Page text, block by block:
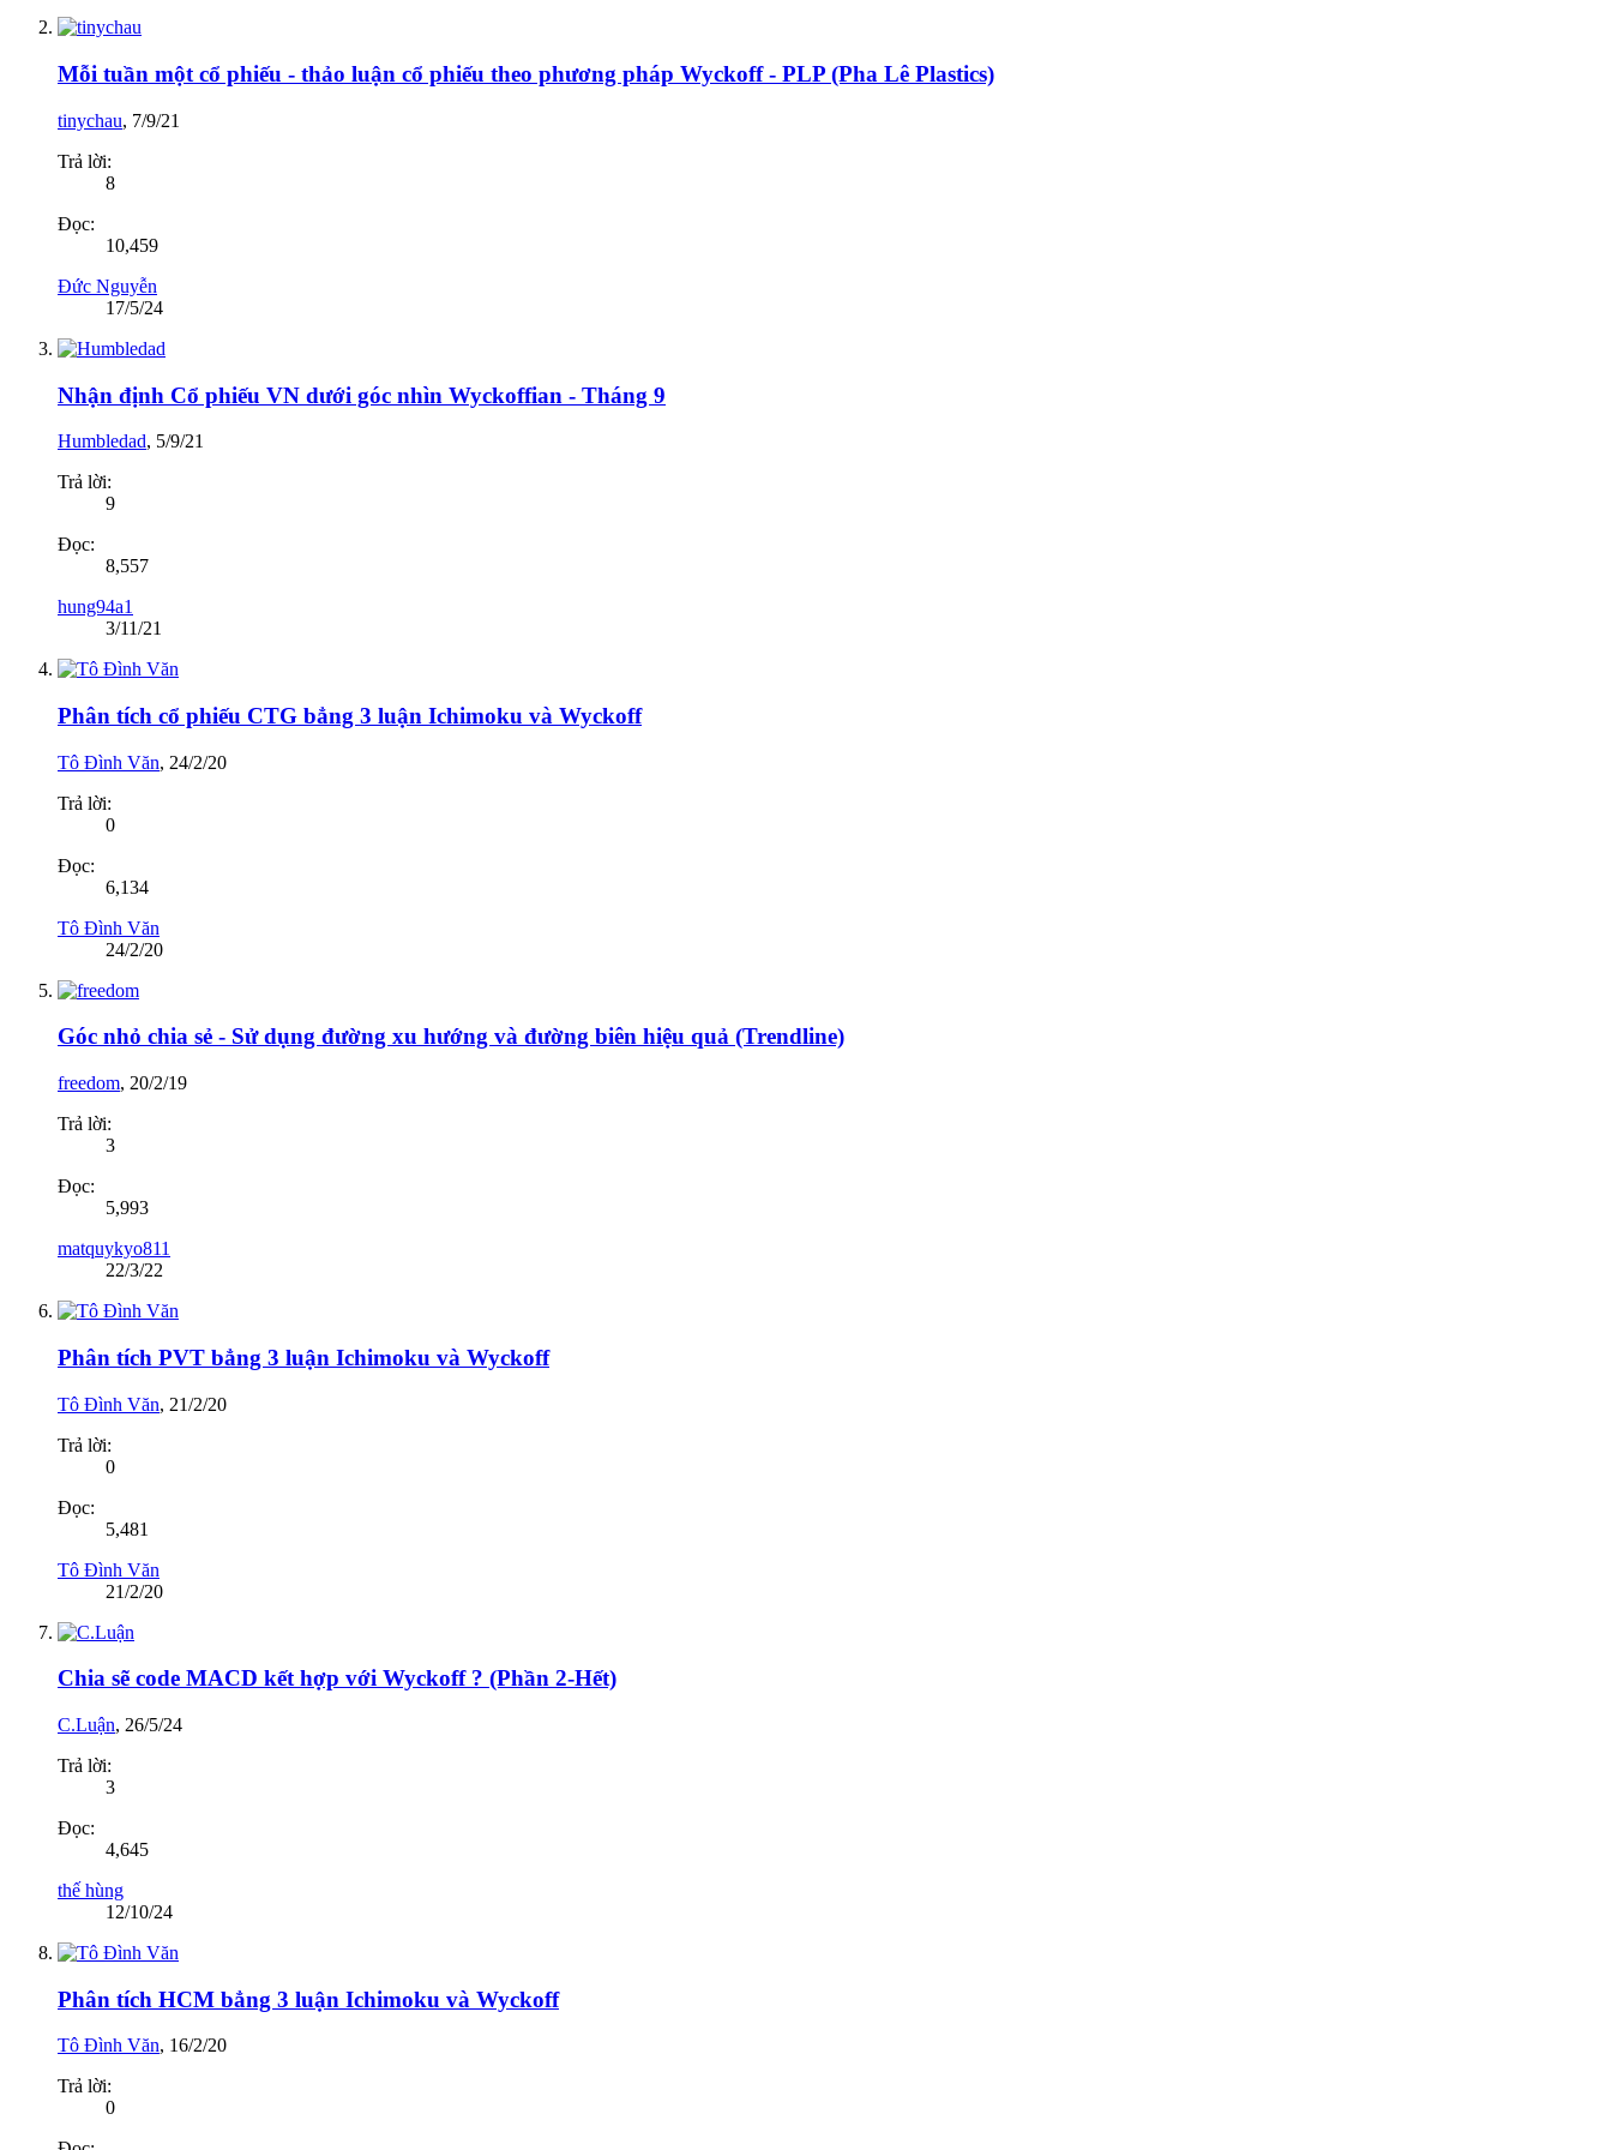
Mỗi tuần một cổ phiếu - thảo luận cổ phiếu theo phương pháp Wyckoff - PLP (Pha Lê Plastics)
tinychau, 7/9/21
Trả lời:
8
Đọc:
10,459
Đức Nguyễn
17/5/24
Nhận định Cổ phiếu VN dưới góc nhìn Wyckoffian - Tháng 9
Humbledad, 5/9/21
Trả lời:
9
Đọc:
8,557
hung94a1
3/11/21
Phân tích cổ phiếu CTG bẳng 3 luận Ichimoku và Wyckoff
Tô Đình Văn, 24/2/20
Trả lời:
0
Đọc:
6,134
Tô Đình Văn
24/2/20
Góc nhỏ chia sẻ - Sử dụng đường xu hướng và đường biên hiệu quả (Trendline)
freedom, 20/2/19
Trả lời:
3
Đọc:
5,993
matquykyo811
22/3/22
Phân tích PVT bẳng 3 luận Ichimoku và Wyckoff
Tô Đình Văn, 21/2/20
Trả lời:
0
Đọc:
5,481
Tô Đình Văn
21/2/20
Chia sẽ code MACD kết hợp với Wyckoff ? (Phần 2-Hết)
C.Luận, 26/5/24
Trả lời:
3
Đọc:
4,645
thế hùng
12/10/24
Phân tích HCM bẳng 3 luận Ichimoku và Wyckoff
Tô Đình Văn, 16/2/20
Trả lời:
0